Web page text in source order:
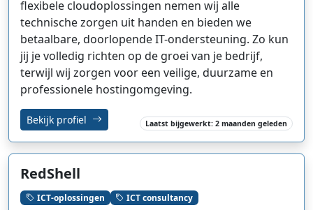
flexibele cloudoplossingen nemen wij alle
technische zorgen uit handen en bieden we
betaalbare, doorlopende IT-ondersteuning. Zo kun
jij je volledig richten op de groei van je bedrijf,
terwijl wij zorgen voor een veilige, duurzame en
professionele hostingomgeving.
Bekijk profiel Laatst bijgewerkt: 2 maanden geleden
RedShell
ICT-oplossingen ICT consultancy